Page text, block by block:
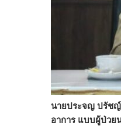
นายประจญ ปรัชญ์
อาการ แบบผู้ป่วย